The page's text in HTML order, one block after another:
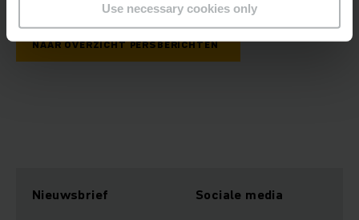
Use necessary cookies only
NAAR OVERZICHT PERSBERICHTEN
Nieuwsbrief Sociale media